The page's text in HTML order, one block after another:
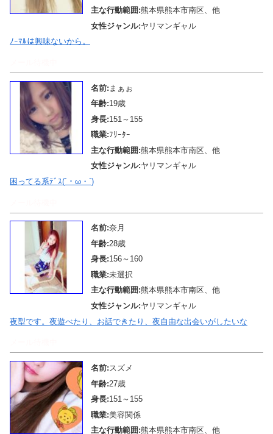
主な行動範囲:熊本県熊本市南区、他
女性ジャンル:ヤリマンギャル
ﾉｰﾏﾙは興味ないから。
名前: まぁぉ
年齢:19歳
身長:151～155
職業:ﾌﾘｰﾀｰ
主な行動範囲:熊本県熊本市南区、他
女性ジャンル:ヤリマンギャル
困ってる系ﾃﾞｽ(´・ω・`)
名前:奈月
年齢:28歳
身長:156～160
職業:未選択
主な行動範囲:熊本県熊本市南区、他
女性ジャンル:ヤリマンギャル
夜型です。夜遊べたり、お話できたり、夜自由な出会いがしたいな
名前:スズメ
年齢:27歳
身長:151～155
職業:美容関係
主な行動範囲:熊本県熊本市南区、他